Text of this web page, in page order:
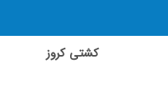
کشتی کروز